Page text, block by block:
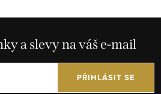
a slevy na váš e-mail
PŘIHLÁSIT SE